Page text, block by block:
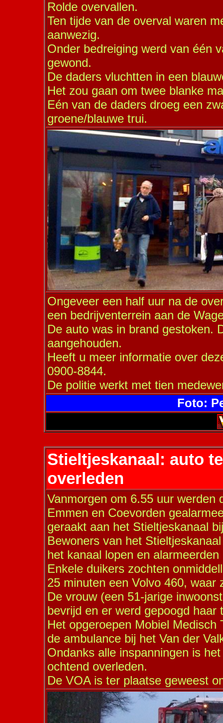
Rolde overvallen.
Ten tijde van de overval waren
aanwezig.
Onder bedreiging werd van één
gewond.
De daders vluchtten in een
Het zou gaan om twee blanke
Eén van de daders droeg een
groene/blauwe trui.
Ongeveer een half uur na de
een bedrijventerrein aan de
De auto was in brand gestoken.
aangehouden.
Heeft u meer informatie over
0900-8844.
De politie werkt met tien
Foto:
Stieltjeskanaal: auto
overleden
Vanmorgen om 6.55 uur werden
Emmen en Coevorden
geraakt aan het Stieltjeskanaal
Bewoners van het
het kanaal lopen en alarmeerden
Enkele duikers zochten
25 minuten een Volvo 460,
De vrouw (een 51-jarige
bevrijd en er werd gepoogd haar
Het opgeroepen Mobiel
de ambulance bij het Van der
Ondanks alle inspanningen is
ochtend overleden.
De VOA is ter plaatse geweest